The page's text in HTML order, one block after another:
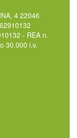
4 22046
- REA n.
30.000 i.v.